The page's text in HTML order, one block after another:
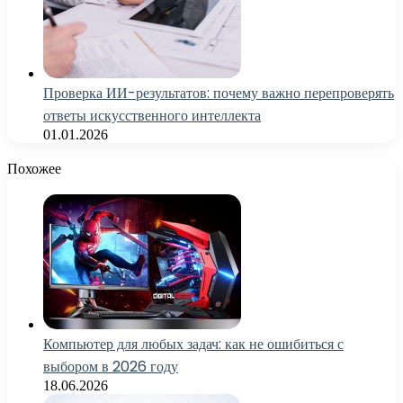
Проверка ИИ-результатов: почему важно перепроверять
ответы искусственного интеллекта
01.01.2026
Похожее
Компьютер для любых задач: как не ошибиться с
выбором в 2026 году
18.06.2026